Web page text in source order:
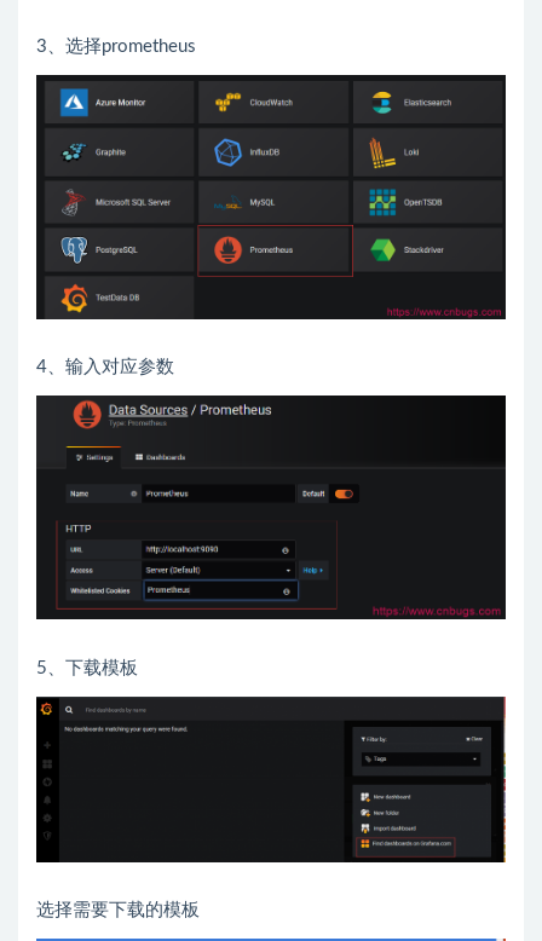
3、选择prometheus
4、输入对应参数
5、下载模板
选择需要下载的模板